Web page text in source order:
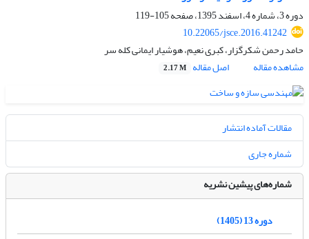
دوره 3، شماره 4، اسفند 1395، صفحه
105-119
10.22065/jsce.2016.41242
حامد رحمن شکرگزار، کبری نعیم، هوشیار ایمانی کله سر
مشاهده مقاله
اصل مقاله 2.17 M
مقالات آماده انتشار
شماره جاری
شماره‌های پیشین نشریه
دوره 13 (1405)